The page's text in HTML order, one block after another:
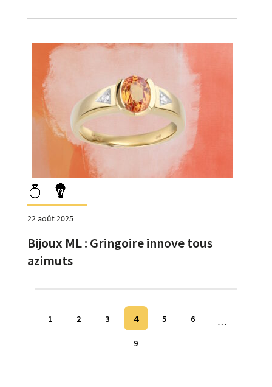
22 août 2025
Bijoux ML : Gringoire innove tous
azimuts
Pagination
1 2 3 4 5 6 …
9